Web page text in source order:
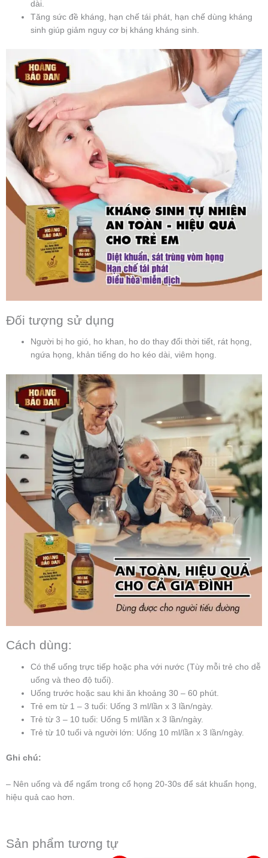
dài.
Tăng sức đề kháng, hạn chế tái phát, hạn chế dùng kháng
sinh giúp giảm nguy cơ bị kháng kháng sinh.
Đối tượng sử dụng
Người bị ho gió, ho khan, ho do thay đổi thời tiết, rát họng,
ngứa họng, khản tiếng do ho kéo dài, viêm họng.
Cách dùng:
Có thể uống trực tiếp hoặc pha với nước (Tùy mỗi trẻ cho dễ
uống và theo độ tuổi).
Uống trước hoặc sau khi ăn khoảng 30 – 60 phút.
Trẻ em từ 1 – 3 tuổi: Uống 3 ml/lần x 3 lần/ngày.
Trẻ từ 3 – 10 tuổi: Uống 5 ml/lần x 3 lần/ngày.
Trẻ từ 10 tuổi và người lớn: Uống 10 ml/lần x 3 lần/ngày.
Ghi chú:
– Nên uống và để ngấm trong cổ họng 20-30s để sát khuẩn họng,
hiệu quả cao hơn.
Sản phẩm tương tự